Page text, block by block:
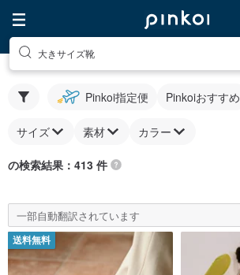
大きサイズ靴
Pinkoi指定便 Pinkoiおすすめ
サイズ 素材 カラー
の検索結果：413 件
一部自動翻訳されています
送料無料